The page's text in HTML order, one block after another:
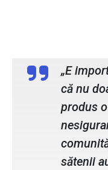
„E
că nu
produs
sătenii